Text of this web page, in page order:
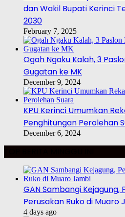
dan Wakil Bupati Kerinci
2030
February 7, 2025
Ogah Ngaku Kalah, 3
Gugatan ke MK
December 9, 2024
KPU Kerinci Umumkan
Penghitungan Perolehan
December 6, 2024
GAN Sambangi Kejagung,
Perusakan Ruko di Muaro
4 days ago